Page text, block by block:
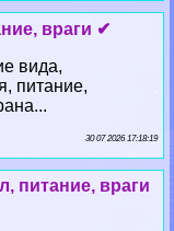
враги ✔
вида,
питание,
30 07 2026 17:18:19
питание, враги